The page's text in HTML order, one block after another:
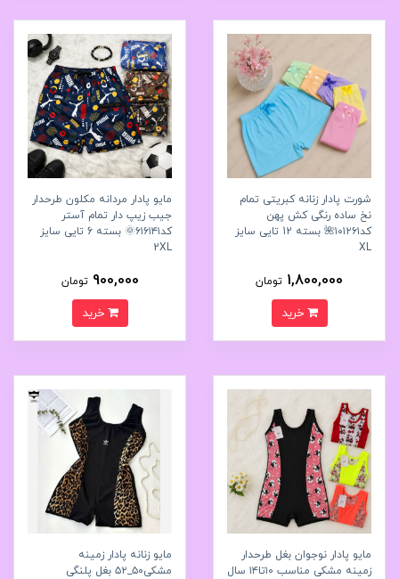
شورت پادار زنانه کبریتی تمام
نخ ساده رنگی کش پهن
کد۱۰۱۲۶۱🌺 بسته 12 تایی سایز
XL
1,800,000 تومان
خرید
مایو پادار مردانه مکلون طرحدار
جیب زیپ دار تمام آستر
کد۶۱۶۱۴۱🌞 بسته 6 تایی سایز
2XL
900,000 تومان
خرید
مایو پادار نوجوان بغل طرحدار
زمینه مشکی مناسب ۱۰تا۱۴ سال
مایو زنانه پادار زمینه
مشکی۵۰_۵۲ بغل پلنگی